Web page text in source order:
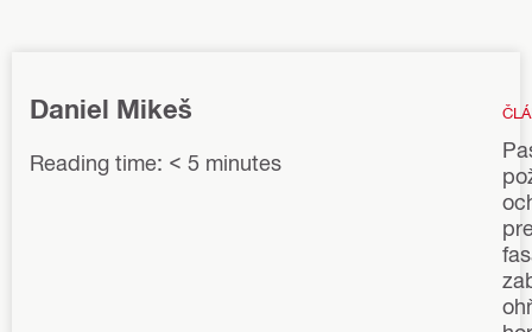
Daniel Mikeš
Reading time: < 5 minutes